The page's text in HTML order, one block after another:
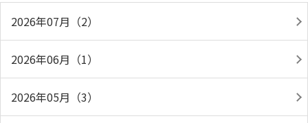
2026年07月（2）
2026年06月（1）
2026年05月（3）